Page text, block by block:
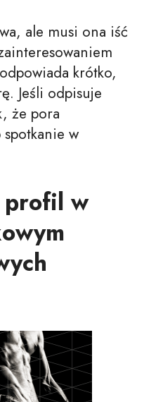
ale musi ona iść
krótko,
Jeśli odpisuje
że pora
w
profil w